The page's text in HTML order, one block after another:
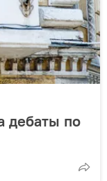
дебаты по